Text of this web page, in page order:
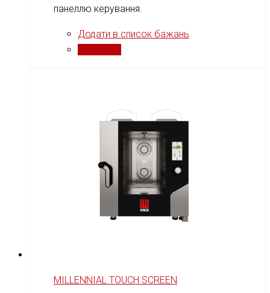
панеллю керування.
Додати в список бажань
MILLENNIAL TOUCH SCREEN